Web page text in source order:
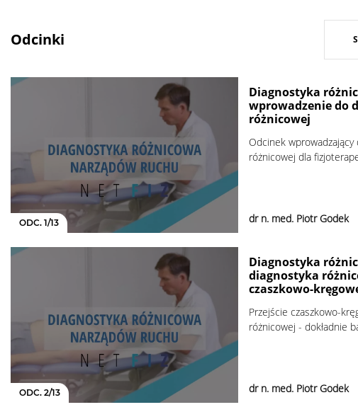
Odcinki
ODC. 1/13
Diagnostyka
wprowadzenie do
różnicowej
Odcinek
różnicowej dla
dr n. med. Piotr Godek
ODC. 2/13
Diagnostyka
diagnostyka
czaszkowo-
Przejście czaszkowo-
różnicowej - dokładnie
dr n. med. Piotr Godek